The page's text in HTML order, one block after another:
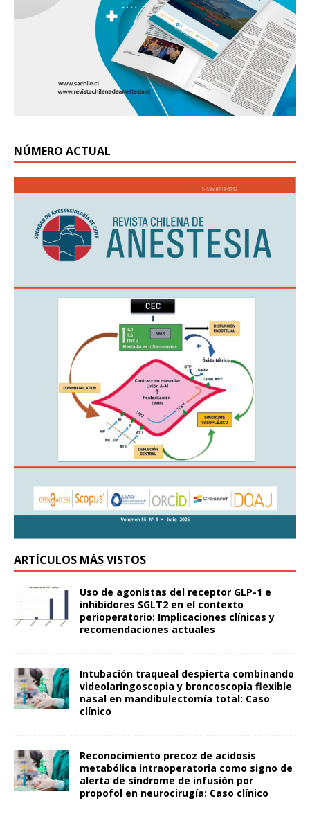
NÚMERO ACTUAL
ARTÍCULOS MÁS VISTOS
Uso de agonistas del receptor GLP-1 e
inhibidores SGLT2 en el contexto
perioperatorio: Implicaciones clínicas y
recomendaciones actuales
Intubación traqueal despierta combinando
videolaringoscopia y broncoscopia flexible
nasal en mandibulectomía total: Caso
clínico
Reconocimiento precoz de acidosis
metabólica intraoperatoria como signo de
alerta de síndrome de infusión por
propofol en neurocirugía: Caso clínico